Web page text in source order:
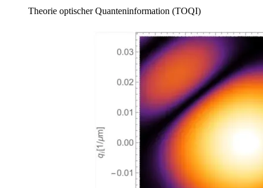
Theorie optischer Quanteninformation (TOQI)